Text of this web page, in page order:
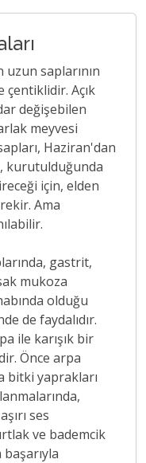
saplarının
Açık
değişebilen
meyvesi
Haziran'dan
kurutulduğunda
için, elden
Ama
gastrit,
mukoza
olduğu
de faydalıdır.
ile karışık bir
Önce arpa
bitki yaprakları
ses
ve bademcik